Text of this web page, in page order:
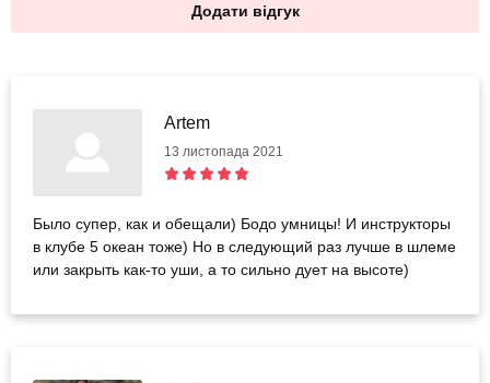
Додати відгук
Artem
13 листопада 2021
Было супер, как и обещали) Бодо умницы! И инструкторы
в клубе 5 океан тоже) Но в следующий раз лучше в шлеме
или закрыть как-то уши, а то сильно дует на высоте)